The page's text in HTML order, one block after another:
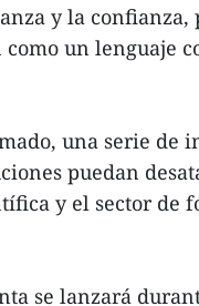
y la confianza,
un lenguaje
una serie de
puedan
y el sector de
se lanzará